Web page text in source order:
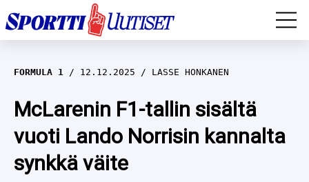
EM-YLEISURHEILU
JÄÄKIEKKO
YLEISURHEILU
WILMA HELTELÄ
TALVILAJIT
FORMULA 1 12.12.2025 LASSE HONKANEN
McLarenin F1-tallin sisältä
vuoti Lando Norrisin kannalta
synkkä väite